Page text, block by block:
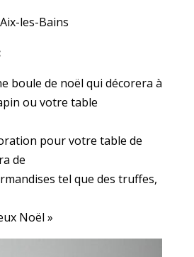
les-Bains
boule de noël qui décorera à
ou votre table
pour votre table de
de
tel que des truffes,
Noël »